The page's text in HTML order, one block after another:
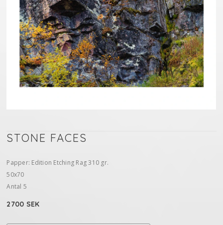
STONE FACES
Papper: Edition Etching Rag 310 gr.
50x70
Antal 5
2700 SEK